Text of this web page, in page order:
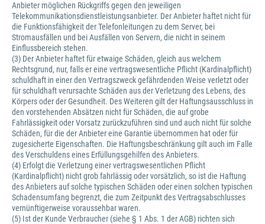
Anbieter möglichen Rückgriffs gegen den jeweiligen
Telekommunikationsdienstleistungsanbieter. Der Anbieter haftet nicht für
die Funktionsfähigkeit der Telefonleitungen zu dem Server, bei
Stromausfällen und bei Ausfällen von Servern, die nicht in seinem
Einflussbereich stehen.
(3) Der Anbieter haftet für etwaige Schäden, gleich aus welchem
Rechtsgrund, nur, falls er eine vertragswesentliche Pflicht (Kardinalpflicht)
schuldhaft in einer den Vertragszweck gefährdenden Weise verletzt oder
für schuldhaft verursachte Schäden aus der Verletzung des Lebens, des
Körpers oder der Gesundheit. Des Weiteren gilt der Haftungsausschluss in
den vorstehenden Absätzen nicht für Schäden, die auf grobe
Fahrlässigkeit oder Vorsatz zurückzuführen sind und auch nicht für solche
Schäden, für die der Anbieter eine Garantie übernommen hat oder für
zugesicherte Eigenschaften. Die Haftungsbeschränkung gilt auch im Falle
des Verschuldens eines Erfüllungsgehilfen des Anbieters.
(4) Erfolgt die Verletzung einer vertragswesentlichen Pflicht
(Kardinalpflicht) nicht grob fahrlässig oder vorsätzlich, so ist die Haftung
des Anbieters auf solche typischen Schäden oder einen solchen typischen
Schadensumfang begrenzt, die zum Zeitpunkt des Vertragsabschlusses
vernünftigerweise voraussehbar waren.
(5) Ist der Kunde Verbraucher (siehe § 1 Abs. 1 der AGB) richten sich